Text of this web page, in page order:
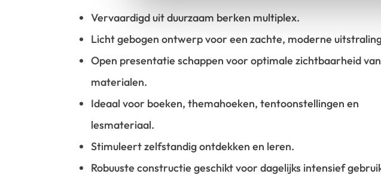
Vervaardigd uit duurzaam berken multiplex.
Licht gebogen ontwerp voor een zachte, moderne
Open presentatie schappen voor optimale zichtbaarheid van
materialen.
Ideaal voor boeken, themahoeken, tentoonstellingen en
lesmateriaal.
Stimuleert zelfstandig ontdekken en leren.
Robuuste constructie geschikt voor dagelijks intensief